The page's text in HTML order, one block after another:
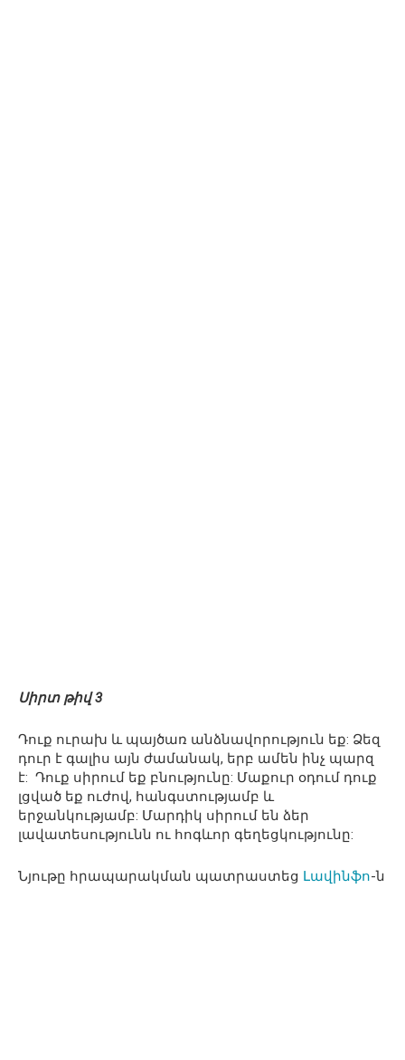
Սիրտ թիվ 3
Դուք ուրախ և պայծառ անձնավորություն եք: Ձեզ
դուր է գալիս այն ժամանակ, երբ ամեն ինչ պարզ
է: Դուք սիրում եք բնությունը: Մաքուր օդում դուք
լցված եք ուժով, հանգստությամբ և
երջանկությամբ: Մարդիկ սիրում են ձեր
լավատեսությունն ու հոգևոր գեղեցկությունը:
Նյութը հրապարակման պատրաստեց Լավինֆո-ն